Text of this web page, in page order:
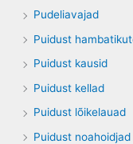
Pudeliavajad
Puidust
Puidust kausid
Puidust kellad
Puidust lõikelauad
Puidust noahoidjad